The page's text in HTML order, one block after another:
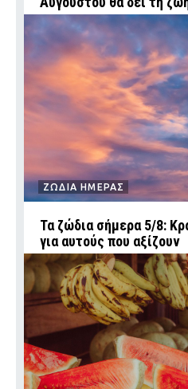
ΖΩΔΙΑ ΗΜΕΡΑΣ
Τα ζώδια σήμερα 5/8:
για αυτούς που αξίζουν